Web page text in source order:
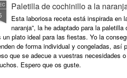
Paletilla de cochinillo a la
Esta laboriosa receta está inspirada en
naranja”, la he adaptado para la
un plato ideal para las fiestas. Yo la
de forma individual y congeladas, así
que se adecue a vuestras necesidades
Espero que os guste.